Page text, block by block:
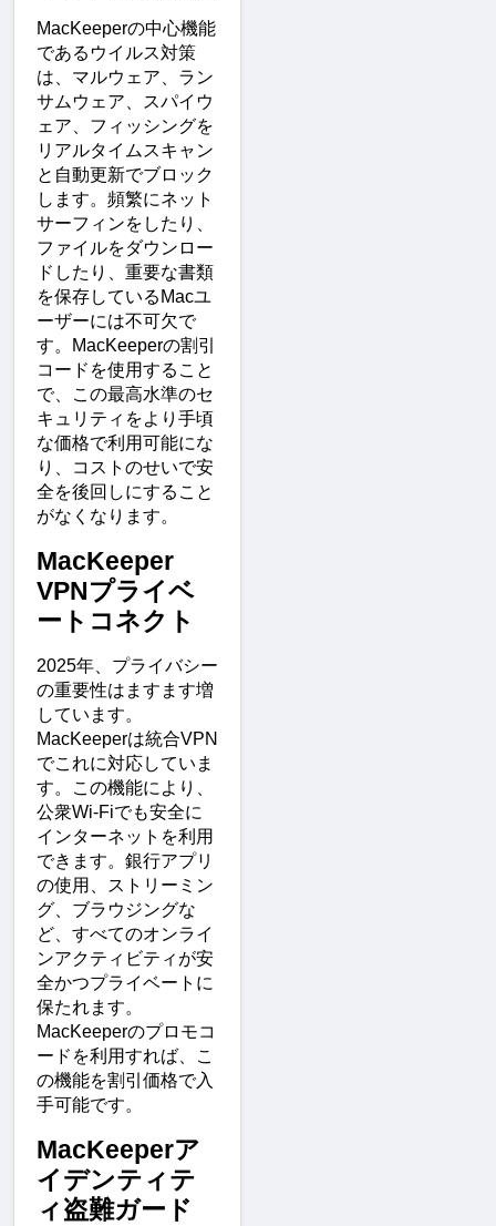
MacKeeperの中心機能
であるウイルス対策
は、マルウェア、ラン
サムウェア、スパイウ
ェア、フィッシングを
リアルタイムスキャン
と自動更新でブロック
します。頻繁にネット
サーフィンをしたり、
ファイルをダウンロー
ドしたり、重要な書類
を保存しているMacユ
ーザーには不可欠で
す。MacKeeperの割引
コードを使用すること
で、この最高水準のセ
キュリティをより手頃
な価格で利用可能にな
り、コストのせいで安
全を後回しにすること
がなくなります。
MacKeeper
VPNプライベ
ートコネクト
2025年、プライバシー
の重要性はますます増
しています。
MacKeeperは統合VPN
でこれに対応していま
す。この機能により、
公衆Wi-Fiでも安全に
インターネットを利用
できます。銀行アプリ
の使用、ストリーミン
グ、ブラウジングな
ど、すべてのオンライ
ンアクティビティが安
全かつプライベートに
保たれます。
MacKeeperのプロモコ
ードを利用すれば、こ
の機能を割引価格で入
手可能です。
MacKeeperア
イデンティテ
ィ盗難ガード